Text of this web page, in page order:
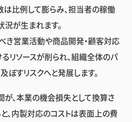
比例して膨らみ、担当者の稼働
が生まれます。
き営業活動や商品開発・顧客対応
リソースが削られ、組織全体のパ
ぼすリスクへと発展します。
、本業の機会損失として換算さ
、内製対応のコストは表面上の費